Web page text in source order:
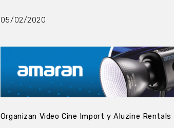
05/02/2020
Organizan Video Cine Import y Aluzine Rentals